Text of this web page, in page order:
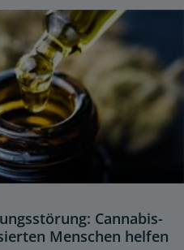
Cannabis-
Menschen helfen